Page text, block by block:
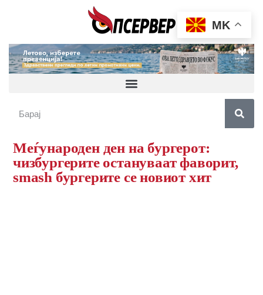
Меѓународен ден на бургерот:
чизбургерите остануваат фаворит,
smash бургерите се новиот хит
MK